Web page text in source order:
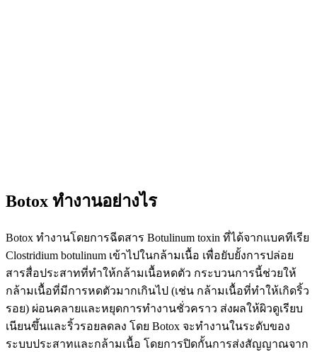
Botox ทำงานอย่างไร
Botox ทำงานโดยการฉีดสาร Botulinum toxin ที่ได้จากแบคทีเรีย
Clostridium botulinum เข้าไปในกล้ามเนื้อ เพื่อยับยั้งการปล่อย
สารสื่อประสาทที่ทำให้กล้ามเนื้อหดตัว กระบวนการนี้ช่วยให้
กล้ามเนื้อที่มีการหดตัวมากเกินไป (เช่น กล้ามเนื้อที่ทำให้เกิดริ้ว
รอย) ผ่อนคลายและหยุดการทำงานชั่วคราว ส่งผลให้ผิวดูเรียบ
เนียนขึ้นและริ้วรอยลดลง โดย Botox จะทำงานในระดับของ
ระบบประสาทและกล้ามเนื้อ โดยการปิดกั้นการส่งสัญญาณจาก